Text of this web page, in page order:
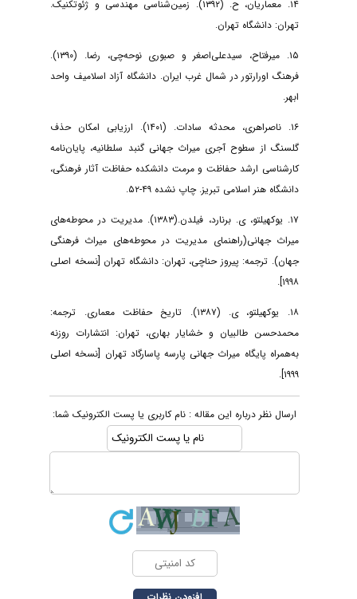
۱۴. معماریان، ح. (۱۳۹۲). زمین‌شناسی مهندسی و ژئوتکنیک.
تهران: دانشگاه تهران.
۱۵. میرفتاح، سیدعلی‌اصغر و صبوری نوحه‌چی، رضا. (۱۳۹۰).
فرهنگ اورارتور در شمال غرب ایران. دانشگاه آزاد اسلامیف واحد
ابهر.
۱۶. ناصراهری، محدثه سادات. (۱۴۰۱). ارزیابی امکان حذف
گلسنگ از سطوح آجری میراث جهانی گنبد سلطانیه، پایان‌نامه
کارشناسی ارشد حفاظت و مرمت دانشکده حفاظت آثار فرهنگی،
دانشگاه هنر اسلامی تبریز. چاپ نشده ۴۹-۵۲.
۱۷. یوکهیلتو، ی. برنارد، فیلدن.(۱۳۸۳). مدیریت در محوطه‌های
میراث جهانی(راهنمای مدیریت در محوطه‌های میراث فرهنگی
جهان). ترجمه: پیروز حناچی، تهران: دانشگاه تهران [نسخه اصلی
۱۹۹۸].
۱۸. یوکهیلتو، ی. (۱۳۸۷). تاریخ حفاظت معماری. ترجمه:
محمدحسن طالبیان و خشایار بهاری، تهران: انتشارات روزنه
به‌همراه پایگاه میراث جهانی پارسه پاسارگاد تهران [نسخه اصلی
۱۹۹۹].
ارسال نظر درباره این مقاله : نام کاربری یا پست الکترونیک شما: